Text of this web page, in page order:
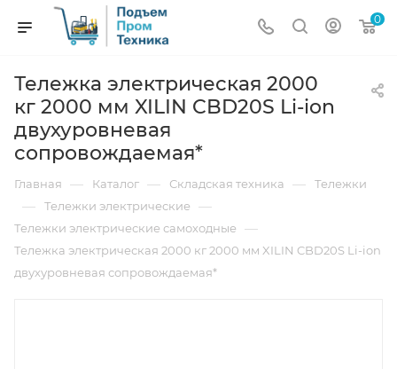
0
Тележка электрическая 2000
кг 2000 мм XILIN CBD20S Li-ion
двухуровневая
сопровождаемая*
Главная — Каталог — Складская техника — Тележки
— Тележки электрические —
Тележки электрические самоходные —
Тележка электрическая 2000 кг 2000 мм XILIN CBD20S Li-ion
двухуровневая сопровождаемая*